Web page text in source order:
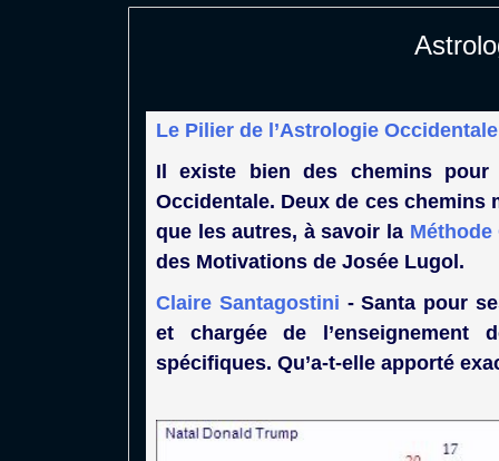
Le Pilier de l’Astrologie Occidentale
Il existe bien des chemins pour
Occidentale. Deux de ces
que les autres, à savoir la Méthode
des Motivations de Josée Lugol.
Claire Santagostini - Santa pour
et chargée de l’enseignement
spécifiques. Qu’a-t-elle apporté